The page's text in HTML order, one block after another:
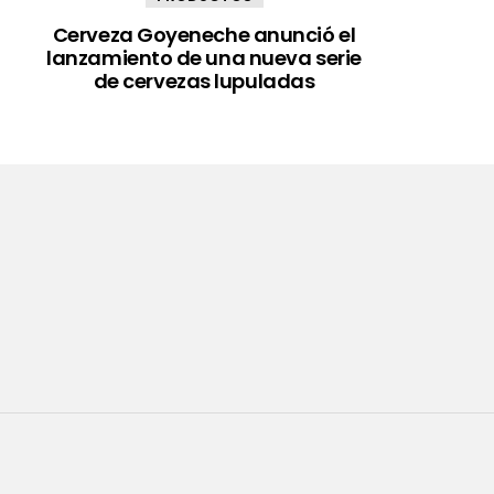
Cerveza Goyeneche anunció el
lanzamiento de una nueva serie
de cervezas lupuladas